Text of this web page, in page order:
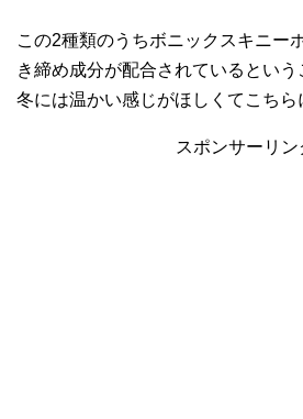
この2種類のうちボニックスキニー
き締め成分が配合されているとい
冬には温かい感じがほしくてこちら
スポンサーリン